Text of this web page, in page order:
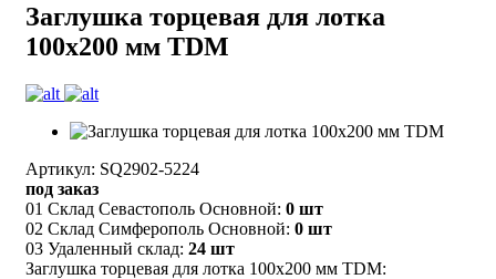
Заглушка торцевая для лотка
100х200 мм TDM
Артикул: SQ2902-5224
под заказ
01 Склад Севастополь Основной: 0 шт
02 Склад Симферополь Основной: 0 шт
03 Удаленный склад: 24 шт
Заглушка торцевая для лотка 100х200 мм TDM: